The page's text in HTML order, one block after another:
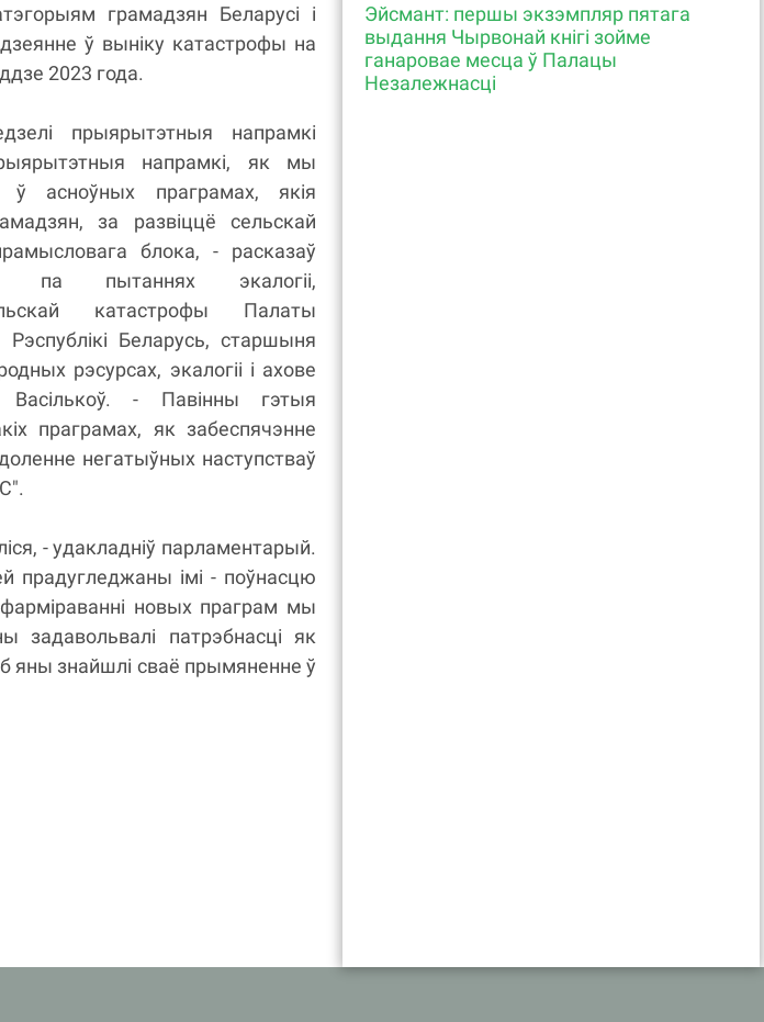
грамадзян Беларусі і
ў выніку катастрофы на
2023 года.
прыярытэтныя напрамкі
напрамкі, як мы
ў асноўных праграмах, якія
за развіццё сельскай
блока, - расказаў
па пытаннях экалогіі,
катастрофы Палаты
Беларусь, старшыня
рэсурсах, экалогіі і ахове
Васількоў. - Павінны гэтыя
праграмах, як забеспячэнне
негатыўных наступстваў
- удакладніў парламентарый.
прадугледжаны імі - поўнасцю
новых праграм мы
задавольвалі патрэбнасці як
яны знайшлі сваё прымяненне ў
Эйсмант: першы экзэмпляр пятага
выдання Чырвонай кнігі зойме
ганаровае месца ў Палацы
Незалежнасці